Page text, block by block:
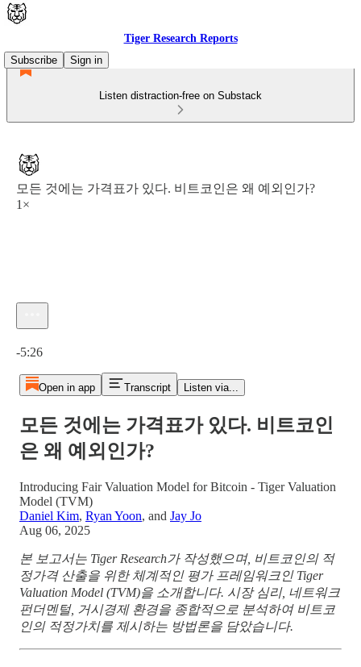
Tiger Research Reports
Subscribe
Sign in
Listen distraction-free on Substack
모든 것에는 가격표가 있다. 비트코인은 왜 예외인가?
1×
-5:26
Open in app Transcript Listen via...
모든 것에는 가격표가 있다. 비트코인
은 왜 예외인가?
Introducing Fair Valuation Model for Bitcoin - Tiger Valuation
Model (TVM)
Daniel Kim, Ryan Yoon, and Jay Jo
Aug 06, 2025
본 보고서는 Tiger Research가 작성했으며, 비트코인의 적
정가격 산출을 위한 체계적인 평가 프레임워크인 Tiger
Valuation Model (TVM)을 소개합니다. 시장 심리, 네트워크
펀더멘털, 거시경제 환경을 종합적으로 분석하여 비트코
인의 적정가치를 제시하는 방법론을 담았습니다.